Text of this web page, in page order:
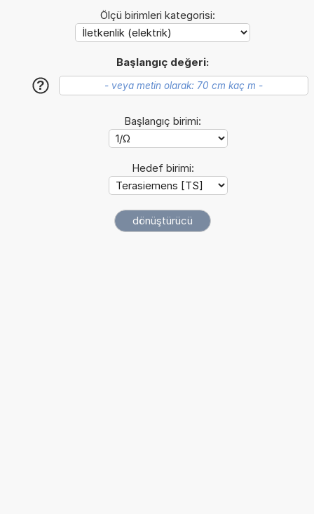
Ölçü birimleri kategorisi:
Başlangıç değeri:
?
Başlangıç birimi:
Hedef birimi: